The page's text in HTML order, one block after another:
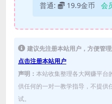
普通: 19.9金币 会
建议先注册本站用户，方便管理
点击注册本站用户
声明： 本站收集整理各大网赚平台
供任何的一对一教学指导，不提供
试。